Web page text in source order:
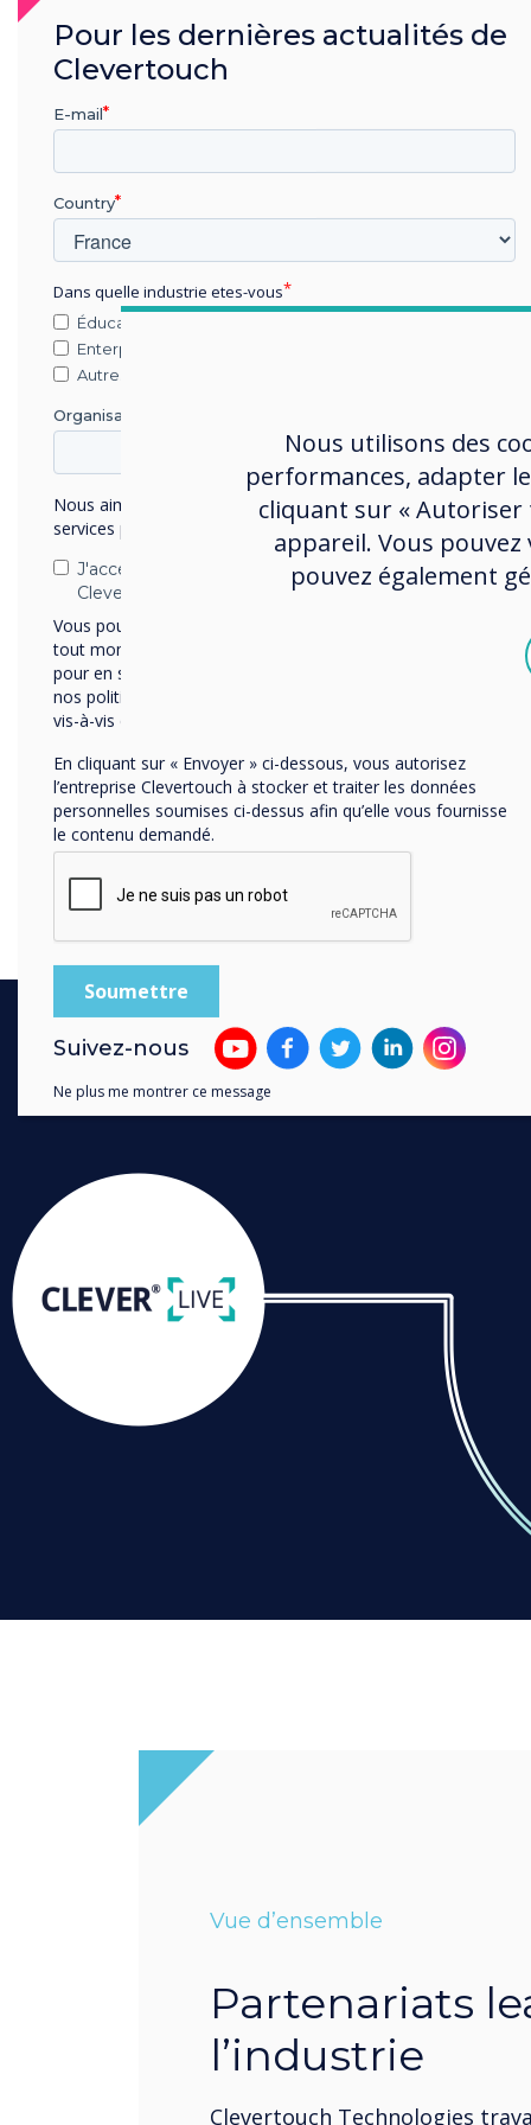
Vue d’ensemble
Partenariats
l’industrie
Clevertouch Technologies
Nous utilisons des
performances, adapter
cliquant sur « Autoriser
appareil. Vous
pouvez également
Pour les dernières actualités de
Clevertouch
E-mail
Country
Dans quelle industrie etes-vous
Éducation
Enterprise
Autres
Organisation Name
Nous aimerions vous contacter au sujet de nos produits et
services par e-mail, téléphone ou courrier.
J'accepte de recevoir des communications de
Clevertouch.
Vous pouvez vous désabonner de ces communications à
tout moment. Consultez notre Politique de confidentialité
pour en savoir plus sur nos modalités de désabonnement,
nos politiques de confidentialité et sur notre engagement
vis-à-vis de la protection et du respect de la vie privée.
En cliquant sur « Envoyer » ci-dessous, vous autorisez
l’entreprise Clevertouch à stocker et traiter les données
personnelles soumises ci-dessus afin qu’elle vous fournisse
le contenu demandé.
Suivez-nous
Ne plus me montrer ce message